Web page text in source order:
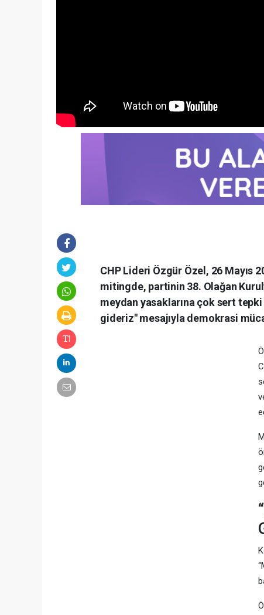
CHP Lideri Özgür Özel, 26 Mayıs
mitingde, partinin 38. Olağan
meydan yasaklarına çok sert
gideriz" mesajıyla demokrasi